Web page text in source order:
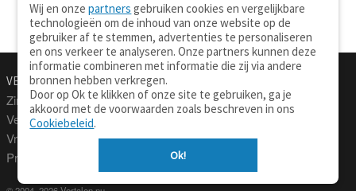
VERTALEN.NU
Zinnen vertalen
Verklarend woordenboek
Vraagbaak
Professionele vertaling
Over deze site
Privacy
Wij en onzepartners gebruiken cookies en vergelijkbare
technologieën om de inhoud van onze website op de
gebruiker af te stemmen, advertenties te personaliseren
en ons verkeer te analyseren. Onze partners kunnen deze
informatie combineren met informatie die zij via andere
bronnen hebben verkregen.
Door op Ok te klikken of onze site te gebruiken, ga je
akkoord met de voorwaarden zoals beschreven in ons
Cookiebeleid.
Ok!